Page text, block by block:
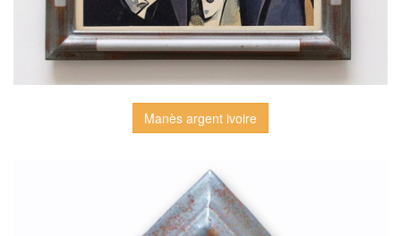
Manès argent ivoire